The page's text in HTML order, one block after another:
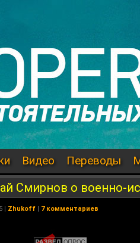
Видео Переводы
Смирнов о военно-
| Zhukoff | 7 комментариев